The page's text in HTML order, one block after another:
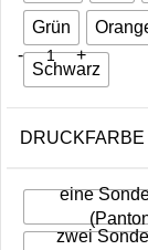
Grün
Schwarz
DRUCKFARBE
eine
zwei